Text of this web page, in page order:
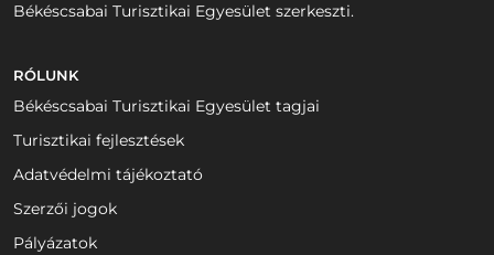
Békéscsabai Turisztikai Egyesület szerkeszti.
RÓLUNK
Békéscsabai Turisztikai Egyesület tagjai
Turisztikai fejlesztések
Adatvédelmi tájékoztató
Szerzői jogok
Pályázatok